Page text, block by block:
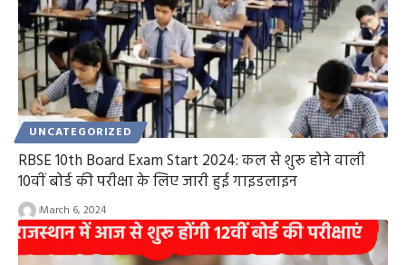
UNCATEGORIZED
RBSE 10th Board Exam Start 2024: कल से शुरू होने वाली
10वीं बोर्ड की परीक्षा के लिए जारी हुई गाइडलाइन
March 6, 2024